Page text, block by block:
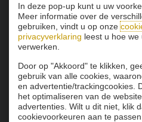
In deze pop-up kunt u uw
Meer informatie over de
gebruiken, vindt u op onze
privacyverklaring leest u hoe
verwerken.
Door op "Akkoord" te klikken,
gebruik van alle cookies,
en advertentie/trackingcookies.
het optimaliseren van de
advertenties. Wilt u dit niet, klik
cookievoorkeuren aan te passen.
Onze